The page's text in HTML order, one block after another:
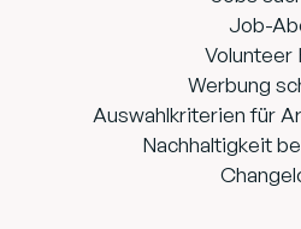
Job-
Volunteer
Werbung
Auswahlkriterien für
Nachhaltigkeit